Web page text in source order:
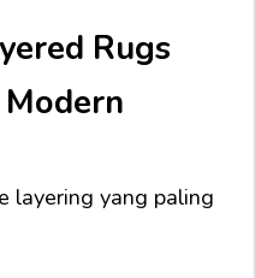
Rugs
layering yang paling